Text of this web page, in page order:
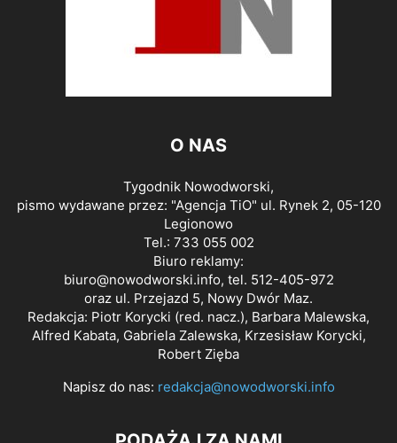
O NAS
Tygodnik Nowodworski,
pismo wydawane przez: "Agencja TiO" ul. Rynek 2, 05-120
Legionowo
Tel.: 733 055 002
Biuro reklamy:
biuro@nowodworski.info, tel. 512-405-972
oraz ul. Przejazd 5, Nowy Dwór Maz.
Redakcja: Piotr Korycki (red. nacz.), Barbara Malewska,
Alfred Kabata, Gabriela Zalewska, Krzesisław Korycki,
Robert Zięba
Napisz do nas: redakcja@nowodworski.info